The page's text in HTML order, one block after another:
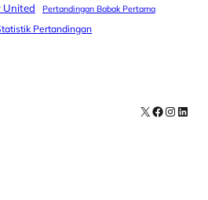
United Pertandingan Babak Pertama
Pertandingan
X Facebook